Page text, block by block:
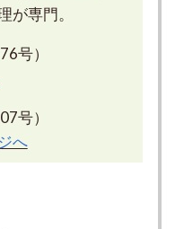
が専門。
号）
号）
へ